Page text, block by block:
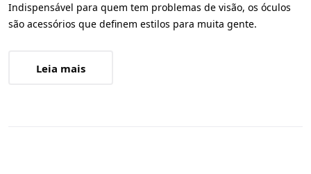
Indispensável para quem tem problemas de visão, os óculos
são acessórios que definem estilos para muita gente.
Leia mais